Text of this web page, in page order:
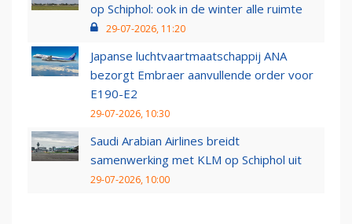
op Schiphol: ook in de winter alle ruimte
29-07-2026, 11:20
Japanse luchtvaartmaatschappij ANA
bezorgt Embraer aanvullende order voor
E190-E2
29-07-2026, 10:30
Saudi Arabian Airlines breidt
samenwerking met KLM op Schiphol uit
29-07-2026, 10:00